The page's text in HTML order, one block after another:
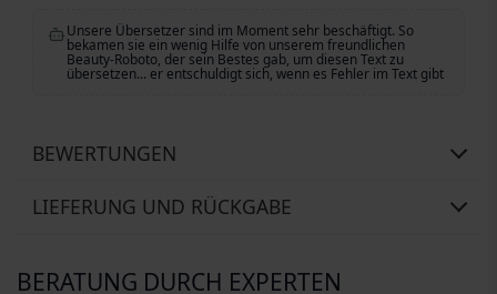
Unsere Übersetzer sind im Moment sehr beschäftigt. So
bekamen sie ein wenig Hilfe von unserem freundlichen
Beauty-Roboto, der sein Bestes gab, um diesen Text zu
übersetzen... er entschuldigt sich, wenn es Fehler im Text gibt
BEWERTUNGEN
LIEFERUNG UND RÜCKGABE
BERATUNG DURCH EXPERTEN